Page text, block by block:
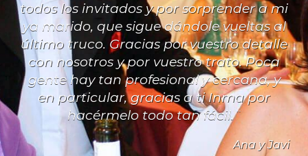
todos los invitados y por sorprender a mi
ya marido, que sigue dándole vueltas al
último truco. Gracias por vuestro detalle
con nosotros y por vuestro trato. Poca
gente hay tan profesional y cercana, y
en particular, gracias a ti Inma por
hacérmelo todo tan fácil.¨
Ana y Javi